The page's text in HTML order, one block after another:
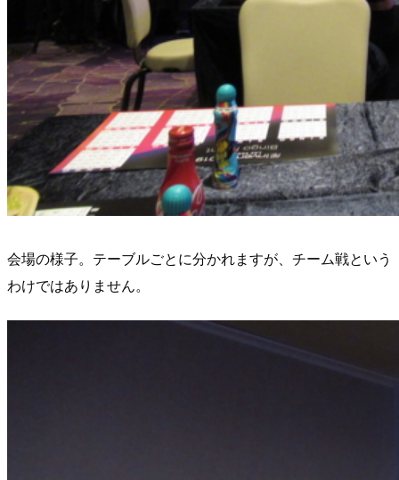
会場の様子。テーブルごとに分かれますが、チーム戦という
わけではありません。